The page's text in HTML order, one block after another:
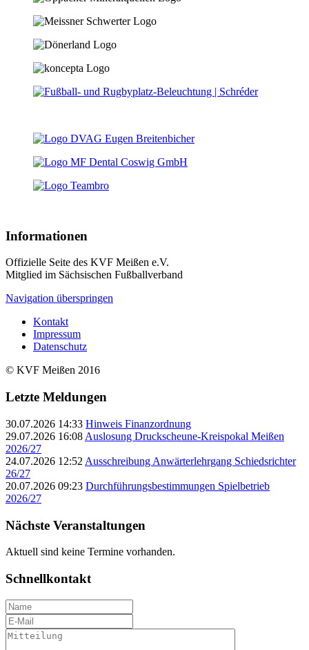
Informationen
Offizielle Seite des KVF Meißen e.V.
Mitglied im Sächsischen Fußballverband
Navigation überspringen
Kontakt
Impressum
Datenschutz
© KVF Meißen 2016
Letzte Meldungen
30.07.2026 14:33 Hinweis Finanzordnung
29.07.2026 16:08 Auslosung Druckscheune-Kreispokal Meißen
2026/27
24.07.2026 12:52 Ausschreibung Anwärterlehrgang Schiedsrichter
26/27
20.07.2026 09:23 Durchführungsbestimmungen Spielbetrieb
2026/27
Nächste Veranstaltungen
Aktuell sind keine Termine vorhanden.
Schnellkontakt